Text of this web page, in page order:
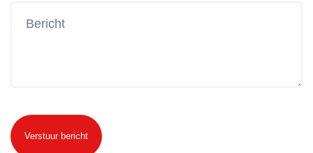
Verstuur bericht